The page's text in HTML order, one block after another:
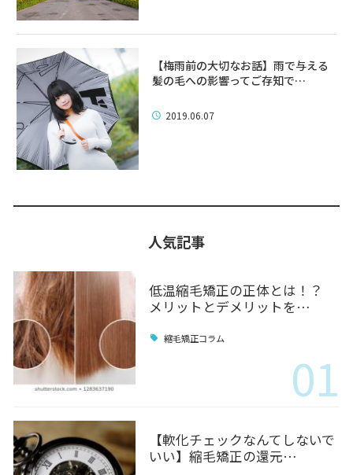
【梅雨前の大切なお話】雨で与える
髪の毛への影響ってご存知で…
2019.06.07
人気記事
低温縮毛矯正の正体とは！？
メリットとデメリットを…
縮毛矯正コラム
01
【軟化チェックなんてしないで
いい】縮毛矯正の還元…